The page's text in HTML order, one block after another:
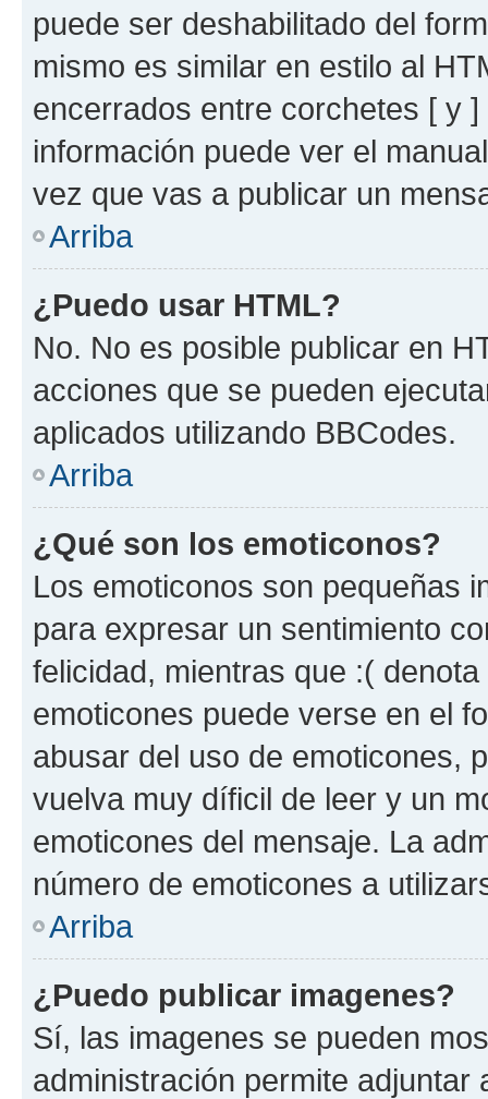
puede ser deshabilitado del
mismo es similar en estilo al
encerrados entre corchetes [ y
información puede ver el
vez que vas a publicar un
Arriba
¿Puedo usar HTML?
No. No es posible publicar en
acciones que se pueden
aplicados utilizando BBCodes.
Arriba
¿Qué son los emoticonos?
Los emoticonos son pequeñas
para expresar un sentimiento
felicidad, mientras que :(
emoticones puede verse en el
abusar del uso de emoticones,
vuelva muy díficil de leer y un
emoticones del mensaje. La
número de emoticones a
Arriba
¿Puedo publicar imagenes?
Sí, las imagenes se pueden
administración permite